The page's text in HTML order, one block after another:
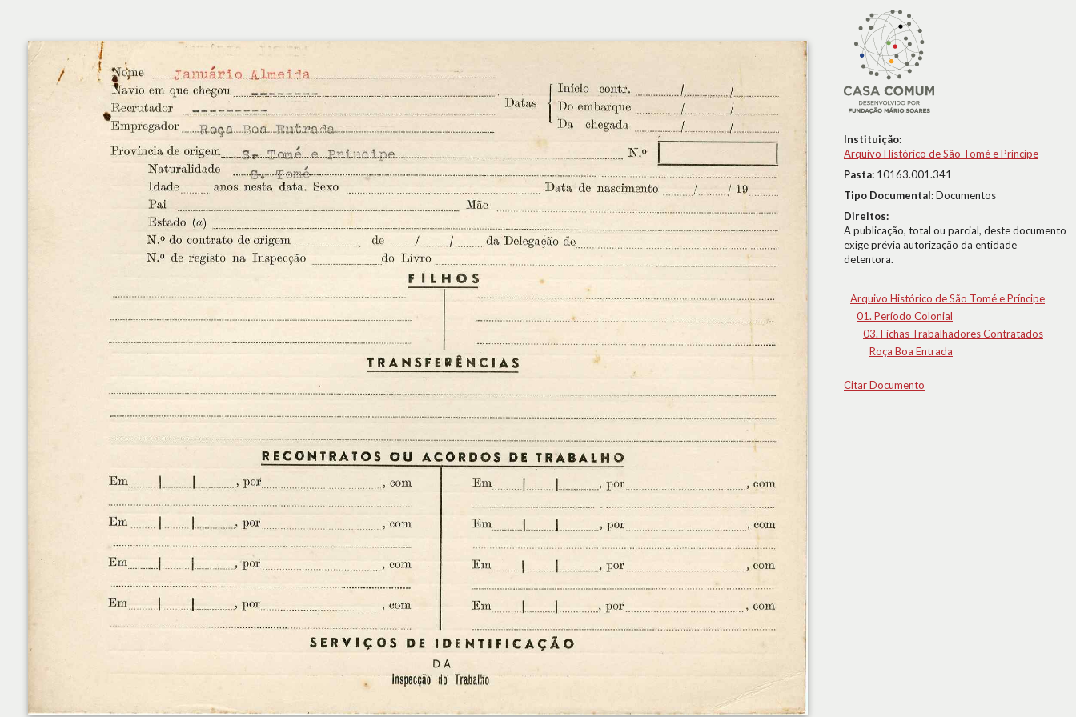
Instituição:
Arquivo Histórico de São Tomé e Príncipe
Pasta: 10163.001.341
Tipo Documental:Documentos
Direitos:
A publicação, total ou parcial, deste documento
exige prévia autorização da entidade
detentora.
Arquivo Histórico de São Tomé e Príncipe
01. Período Colonial
03. Fichas Trabalhadores Contratados
Roça Boa Entrada
Citar Documento